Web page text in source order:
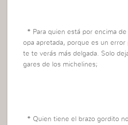
· * Para quien está por encima
opa apretada, porque es un
te te verás más delgada. Solo
gares de los michelines;
· * Quien tiene el brazo gordito